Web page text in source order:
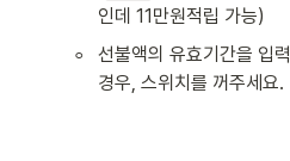
인데 11만원적립 가능)
◦
선불액의 유효기간을 입
경우, 스위치를 꺼주세요.